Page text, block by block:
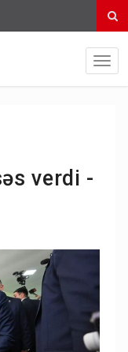
verdi -